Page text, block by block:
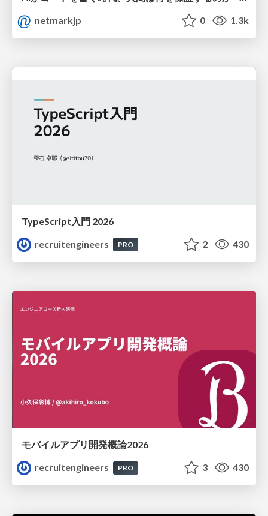
netmarkjp
0 1.3k
TypeScript入門 2026
recruitengineers
PRO 2 430
モバイルアプリ開発概論2026
recruitengineers
PRO 3 430